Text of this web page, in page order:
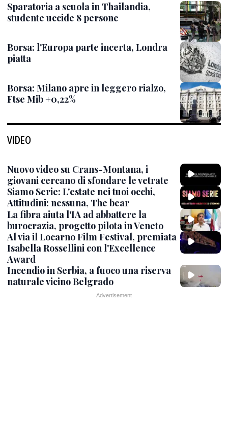
Sparatoria a scuola in Thailandia,
studente uccide 8 persone
Borsa: l'Europa parte incerta, Londra
piatta
Borsa: Milano apre in leggero rialzo,
Ftse Mib +0,22%
VIDEO
Nuovo video su Crans-Montana, i
giovani cercano di sfondare le vetrate
Siamo Serie: L'estate nei tuoi occhi,
Attitudini: nessuna, The bear
La fibra aiuta l'IA ad abbattere la
burocrazia, progetto pilota in Veneto
Al via il Locarno Film Festival, premiata
Isabella Rossellini con l'Excellence
Award
Incendio in Serbia, a fuoco una riserva
naturale vicino Belgrado